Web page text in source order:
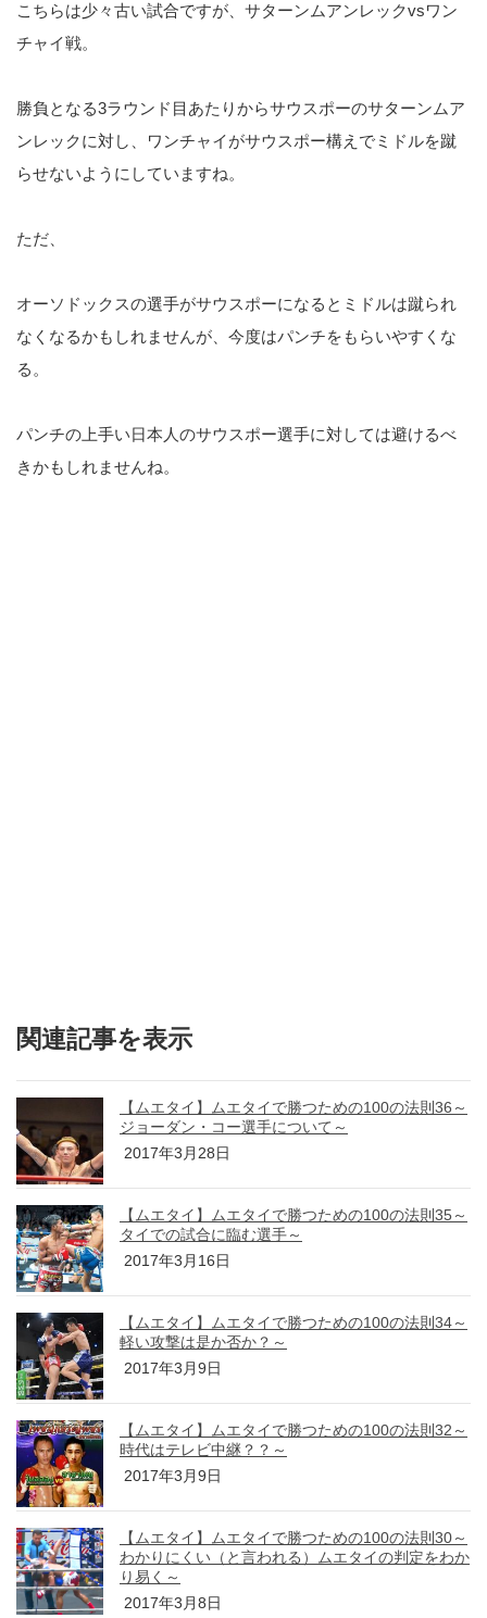
こちらは少々古い試合ですが、サターンムアンレックvsワン
チャイ戦。
勝負となる3ラウンド目あたりからサウスポーのサターンムア
ンレックに対し、ワンチャイがサウスポー構えでミドルを蹴
らせないようにしていますね。
ただ、
オーソドックスの選手がサウスポーになるとミドルは蹴られ
なくなるかもしれませんが、今度はパンチをもらいやすくな
る。
パンチの上手い日本人のサウスポー選手に対しては避けるべ
きかもしれませんね。
関連記事を表示
【ムエタイ】ムエタイで勝つための100の法則36～
ジョーダン・コー選手について～
2017年3月28日
【ムエタイ】ムエタイで勝つための100の法則35～
タイでの試合に臨む選手～
2017年3月16日
【ムエタイ】ムエタイで勝つための100の法則34～
軽い攻撃は是か否か？～
2017年3月9日
【ムエタイ】ムエタイで勝つための100の法則32～
時代はテレビ中継？？～
2017年3月9日
【ムエタイ】ムエタイで勝つための100の法則30～
わかりにくい（と言われる）ムエタイの判定をわか
り易く～
2017年3月8日